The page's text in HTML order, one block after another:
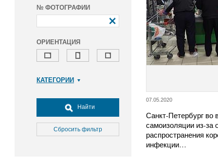
№ ФОТОГРАФИИ
ОРИЕНТАЦИЯ
КАТЕГОРИИ
Досуг, туризм и отдых
Культура
Медицина
Найти
Сбросить фильтр
07.05.2020
Санкт-Петербург во
самоизоляции из-за
распространения
инфекции…